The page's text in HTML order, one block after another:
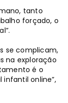
tanto
forçado, o
se complicam,
na exploração
é o
online”,